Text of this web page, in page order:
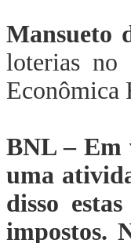
Mansueto
loterias no
Econômica
BNL – Em
uma
disso
impostos.